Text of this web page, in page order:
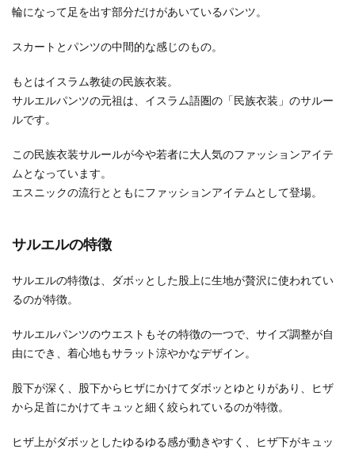
輪になって足を出す部分だけがあいているパンツ。
スカートとパンツの中間的な感じのもの。
もとはイスラム教徒の民族衣装。
サルエルパンツの元祖は、イスラム語圏の「民族衣装」のサルー
ルです。
この民族衣装サルールが今や若者に大人気のファッションアイテ
ムとなっています。
エスニックの流行とともにファッションアイテムとして登場。
サルエルの特徴
サルエルの特徴は、ダボッとした股上に生地が贅沢に使われてい
るのが特徴。
サルエルパンツのウエストもその特徴の一つで、サイズ調整が自
由にでき、着心地もサラット涼やかなデザイン。
股下が深く、股下からヒザにかけてダボッとゆとりがあり、ヒザ
から足首にかけてキュッと細く絞られているのが特徴。
ヒザ上がダボッとしたゆるゆる感が動きやすく、ヒザ下がキュッ